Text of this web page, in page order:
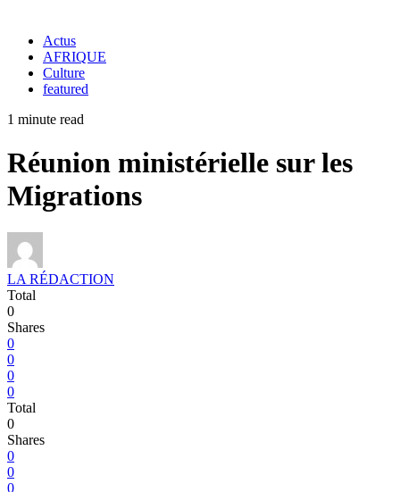
Actus
AFRIQUE
Culture
featured
1 minute read
Réunion ministérielle sur les
Migrations
LA RÉDACTION
Total
0
Shares
0
0
0
0
Total
0
Shares
0
0
0